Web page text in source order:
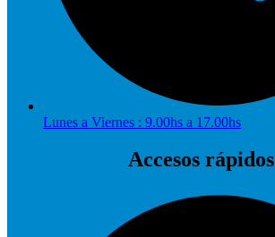
Lunes a Viernes : 9.00hs a 17.00hs
Accesos rápidos